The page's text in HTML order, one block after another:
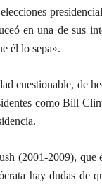
en una de sus
él lo sepa».
cuestionable, de
como Bill
(2001-2009), que
hay dudas de